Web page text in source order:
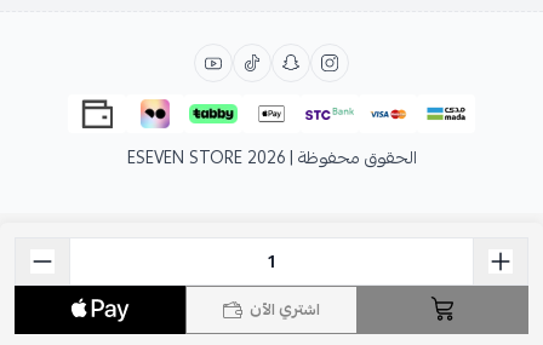
اشتري الآن
الحقوق محفوظة | 2026 ESEVEN STORE